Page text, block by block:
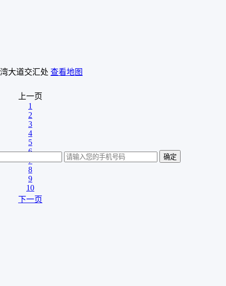
大道交汇处 查看地图
上一页
1
2
3
4
5
6
7
8
9
10
下一页